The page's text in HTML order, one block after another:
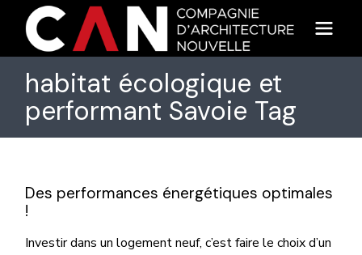
content
habitat écologique et
performant Savoie Tag
Des performances énergétiques optimales
!
Investir dans un logement neuf, c’est faire le choix d’un